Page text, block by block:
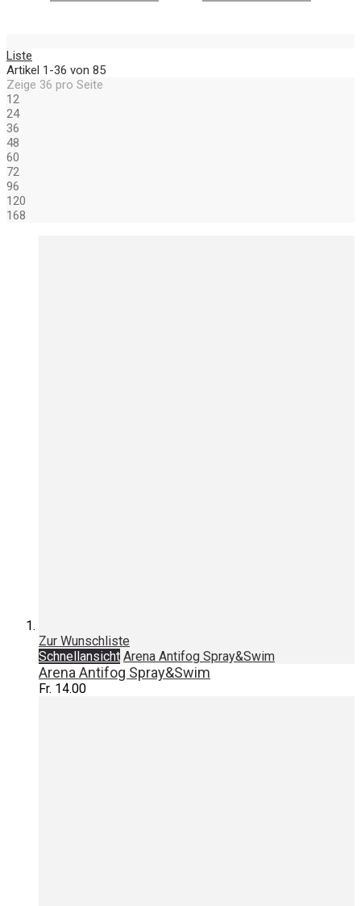
Liste
Artikel 1 -36 von 85
Zeige 36 pro Seite
12
24
36
48
60
72
96
120
168
Zur Wunschliste
Schnellansicht Arena Antifog Spray&Swim
Arena Antifog Spray&Swim
Fr. 14.00